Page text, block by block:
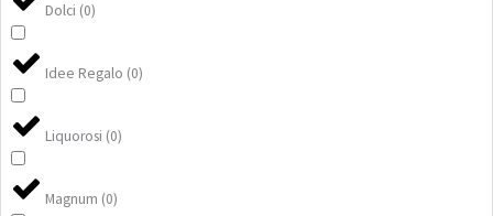
Dolci (0)
Idee Regalo (0)
Liquorosi (0)
Magnum (0)